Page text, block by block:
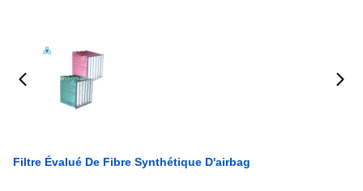
Filtre Évalué De Fibre Synthétique D'airbag